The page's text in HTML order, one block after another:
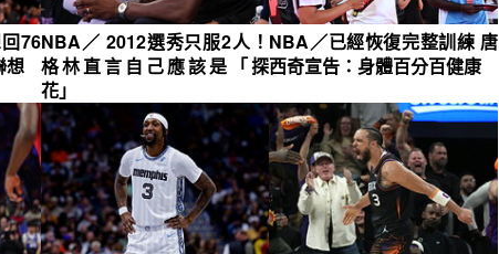
76
想
NBA／ 2012選秀只服2人！
格林直言自己應該是「探
花」
NBA／已經恢復完整訓練 唐
西奇宣告：身體百分百健康